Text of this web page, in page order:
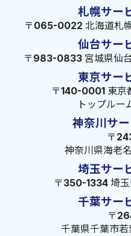
札幌サー
〒065-0022 北海道札
仙台サー
〒983-0833 宮城県仙
東京サー
〒140-0001 東京
トップルー
神奈川サ
〒
神奈川県海老
埼玉サー
〒350-1334 埼
千葉サー
〒
千葉県千葉市